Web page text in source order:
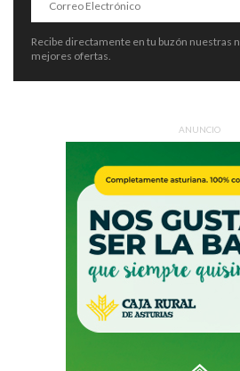
Recibe directamente en tu buzón nuestras
mejores ofertas.
ANUNCIO